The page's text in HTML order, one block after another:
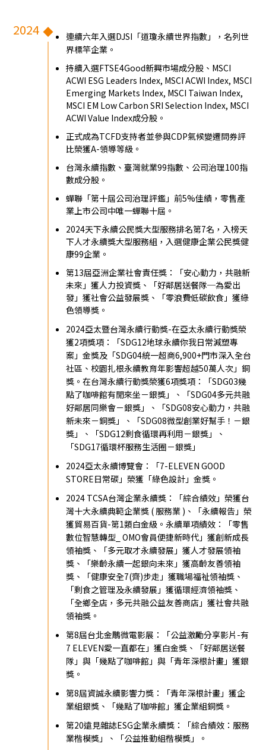
2024
連續六年入選DJSI「道瓊永續世界指數」，名列世
界標竿企業。
持續入選FTSE4Good新興市場成分股、MSCI
ACWI ESG Leaders Index, MSCI ACWI Index, MSCI
Emerging Markets Index, MSCI Taiwan Index,
MSCI EM Low Carbon SRI Selection Index, MSCI
ACWI Value Index成分股。
正式成為TCFD支持者並參與CDP氣候變遷問券評
比榮獲A-領導等級。
台灣永續指數、臺灣就業99指數、公司治理100指
數成分股。
蟬聯「第十屆公司治理評鑑」前5%佳績，零售產
業上市公司中唯一蟬聯十屆。
2024天下永續公民獎大型服務排名第7名，入榜天
下人才永續獎大型服務組，入選健康企業公民獎健
康99企業。
第13屆亞洲企業社會責任獎：「安心動力，共融新
未來」獲人力投資獎、「好鄰居送餐隊─為愛出
發」獲社會公益發展獎、「零浪費低碳飲食」獲綠
色領導獎。
2024亞太暨台灣永續行動獎-在亞太永續行動獎榮
獲2項獎項：「SDG12地球永續你我日常減塑專
案」金獎及「SDG04統一超商6,900+門市深入全台
社區、校園扎根永續教育年影響超越50萬人次」銅
獎。在台灣永續行動獎榮獲6項獎項：「SDG03幾
點了咖啡館有閒來坐－銀獎」、「SDG04多元共融
好鄰居同樂會－銀獎」、「SDG08安心動力，共融
新未來－銅獎」、「SDG08微型創業好幫手！－銀
獎」、「SDG12剩食循環再利用－銀獎」、
「SDG17循環杯服務生活圈－銀獎」
2024亞太永續博覽會：「7-ELEVEN GOOD
STORE日常碳」榮獲「綠色設計」金獎。
2024 TCSA台灣企業永續獎：「綜合績效」榮獲台
灣十大永續典範企業獎 ( 服務業 )、「永續報告」榮
獲貿易百貨-第1類白金級。永續單項績效：「零售
數位智慧轉型_ OMO會員便捷新時代」獲創新成長
領袖獎、「多元取才永續發展」獲人才發展領袖
獎、「樂齡永續一起銀向未來」獲高齡友善領袖
獎、「健康安全7(齊)步走」獲職場福祉領袖獎、
「剩食之管理及永續發展」獲循環經濟領袖獎、
「全鄉全店，多元共融公益友善商店」獲社會共融
領袖獎。
第8屆台北金鵰微電影展：「公益激勵分享影片-有
7 ELEVEN愛一直都在」獲白金獎、「好鄰居送餐
隊」與「幾點了咖啡館」與「青年深根計畫」獲銀
獎。
第8屆資誠永續影響力獎：「青年深根計畫」獲企
業組銀獎、「幾點了咖啡館」獲企業組銅獎。
第20遠見雜誌ESG企業永續獎：「綜合績效：服務
業楷模獎」、「公益推動組楷模獎」。